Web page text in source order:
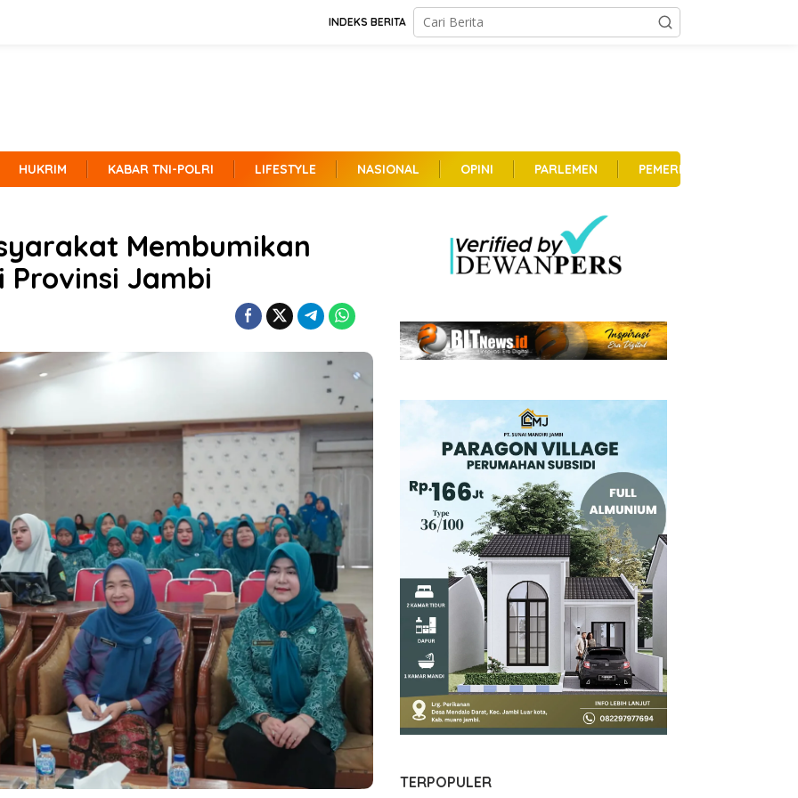
INDEKS BERITA
HUKRIM KABAR TNI-POLRI LIFESTYLE NASIONAL OPINI PARLEMEN PEMERINTAHAN
Membumikan
Provinsi Jambi
TERPOPULER